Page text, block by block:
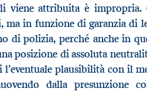
viene attribuita è
in funzione di garanzia di
polizia, perché anche in
posizione di assoluta
plausibilità con il
dalla presunzione